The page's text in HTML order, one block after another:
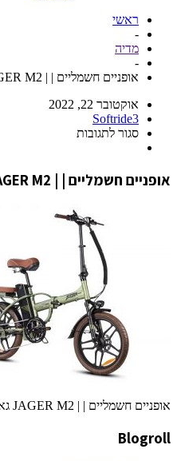
ראשי
-
מדיה
-
אופניים חשמליים | | JAGER M2 גאגר 2023
אוקטובר 22, 2022
Softride3
סגור לתגובות
אופניים חשמליים | | JAGER M2 גאגר 2023
אופניים חשמליים | | JAGER M2 גאגר 2023
Blogroll